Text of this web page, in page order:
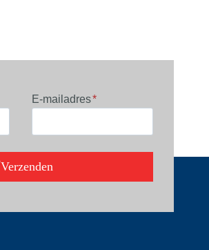
E-mailadres*
Verzenden